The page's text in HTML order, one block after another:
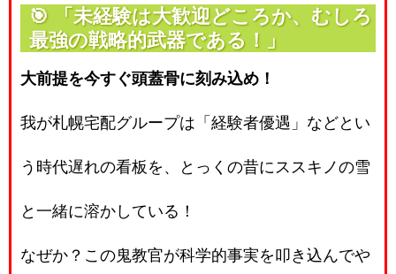
🎯
「未経験は大歓迎どころか、むしろ
最強の戦略的武器である！」
大前提を今すぐ頭蓋骨に刻み込め！
我が札幌宅配グループは「経験者優遇」などとい
う時代遅れの看板を、とっくの昔にススキノの雪
と一緒に溶かしている！
なぜか？この鬼教官が科学的事実を叩き込んでや